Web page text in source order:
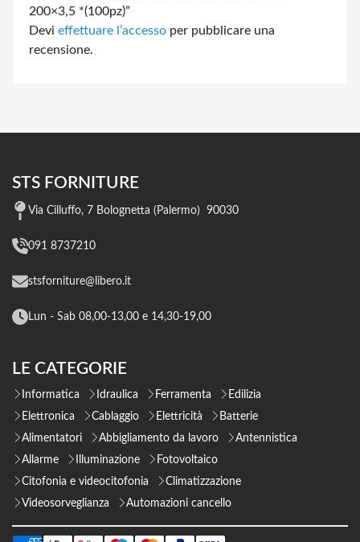
200×3,5 *(100pz)”
Devi effettuare l’accesso per pubblicare una
recensione.
STS FORNITURE
Via Cilluffo, 7 Bolognetta (Palermo) 90030
091 8737210
stsforniture@libero.it
Lun - Sab 08,00-13,00 e 14,30-19,00
LE CATEGORIE
Informatica Idraulica Ferramenta
Edilizia
Elettronica
Cablaggio Elettricità
Batterie
Alimentatori
Abbigliamento da lavoro
Antennistica
Allarme
Illuminazione
Fotovoltaico
Citofonia e videocitofonia
Climatizzazione
Videosorveglianza
Automazioni cancello